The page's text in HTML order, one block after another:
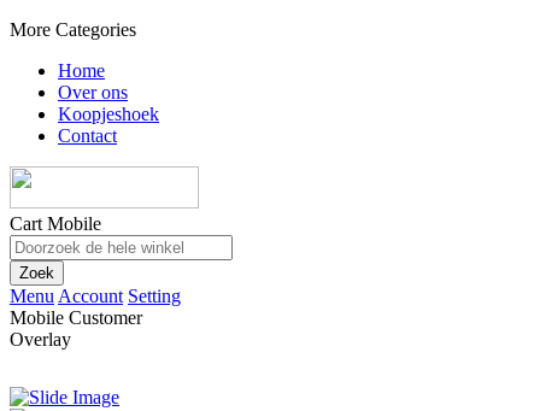
More Categories
Home
Over ons
Koopjeshoek
Contact
Cart Mobile
Zoek
Menu Account Setting
Mobile Customer
Overlay